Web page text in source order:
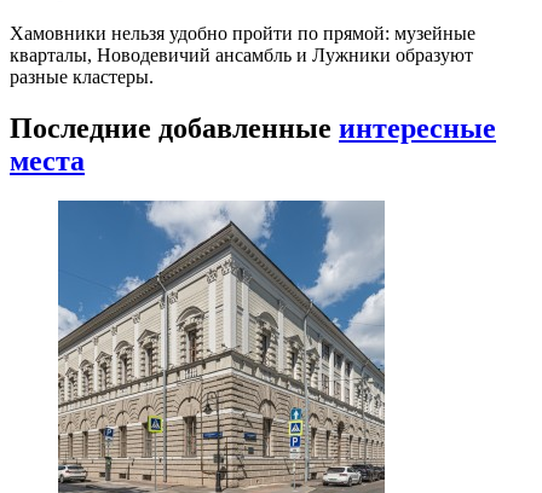
Хамовники нельзя удобно пройти по прямой: музейные
кварталы, Новодевичий ансамбль и Лужники образуют
разные кластеры.
Последние добавленные интересные
места